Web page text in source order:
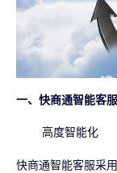
一、快商通智能客
高度智能化
快商通智能客服采